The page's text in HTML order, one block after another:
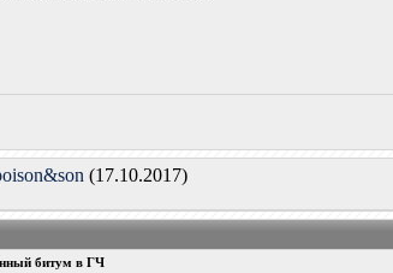
(17.10.2017)
битум в ГЧ